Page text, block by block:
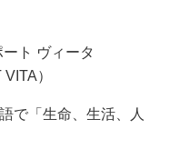
ト ヴィータ
）
で「生命、生活、人